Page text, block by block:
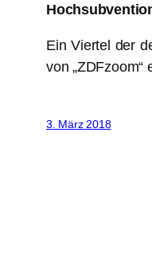
Ein Viertel der
von
3. März 2018